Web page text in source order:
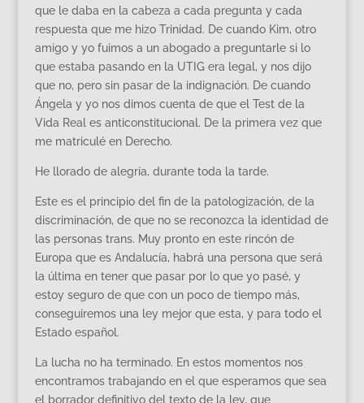
que le daba en la cabeza a cada pregunta y cada
respuesta que me hizo Trinidad. De cuando Kim, otro
amigo y yo fuimos a un abogado a preguntarle si lo
que estaba pasando en la UTIG era legal, y nos dijo
que no, pero sin pasar de la indignación. De cuando
Ángela y yo nos dimos cuenta de que el Test de la
Vida Real es anticonstitucional. De la primera vez que
me matriculé en Derecho.
He llorado de alegría, durante toda la tarde.
Este es el principio del fin de la patologización, de la
discriminación, de que no se reconozca la identidad de
las personas trans. Muy pronto en este rincón de
Europa que es Andalucía, habrá una persona que será
la última en tener que pasar por lo que yo pasé, y
estoy seguro de que con un poco de tiempo más,
conseguiremos una ley mejor que esta, y para todo el
Estado español.
La lucha no ha terminado. En estos momentos nos
encontramos trabajando en el que esperamos que sea
el borrador definitivo del texto de la ley, que